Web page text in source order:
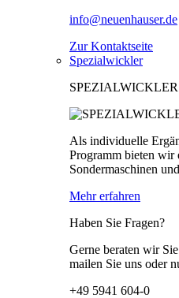
info@neuenhauser.de
Zur Kontaktseite
Spezialwickler
SPEZIALWICKLER
Als individuelle
Programm bieten wir
Sondermaschinen
Mehr erfahren
Haben Sie Fragen?
Gerne beraten wir
mailen Sie uns oder
+49 5941 604-0